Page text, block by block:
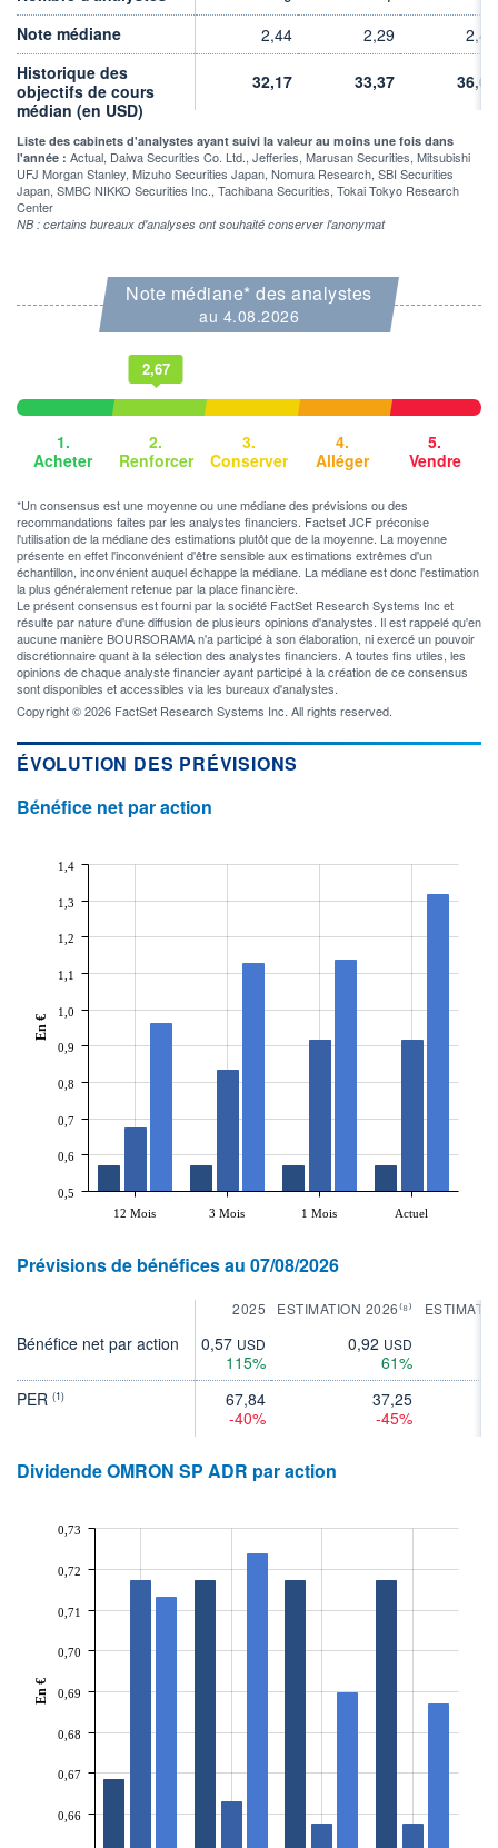
LIMITE À LA
0,0000
LIMITE À LA
RENDEMENT
ESTIMÉ 2026
1,93% 37,25
DERNIER
ÉCHANGE
06.08.26 / 21:58:53
Boursobank
+ PORTEFEUILLE
Note médiane
2,44 2,29
2,44
Historique des
objectifs de cours
médian (en USD)
32,17 33,37 36,01
Liste des cabinets d'analystes ayant suivi la valeur au moins une fois dans
l'année : Actual, Daiwa Securities Co. Ltd., Jefferies, Marusan Securities, Mitsubishi
UFJ Morgan Stanley, Mizuho Securities Japan, Nomura Research, SBI Securities
Japan, SMBC NIKKO Securities Inc., Tachibana Securities, Tokai Tokyo Research
Center
NB : certains bureaux d'analyses ont souhaité conserver l'anonymat
Note médiane* des analystes
au 4.08.2026
1.
Acheter
2,67
2.
Renforcer
3.
Conserver
4.
Alléger
5.
Vendre
*Un consensus est une moyenne ou une médiane des prévisions ou des
recommandations faites par les analystes financiers. Factset JCF préconise
l'utilisation de la médiane des estimations plutôt que de la moyenne. La moyenne
présente en effet l'inconvénient d'être sensible aux estimations extrêmes d'un
échantillon, inconvénient auquel échappe la médiane. La médiane est donc l'estimation
la plus généralement retenue par la place financière.
Le présent consensus est fourni par la société FactSet Research Systems Inc et
résulte par nature d'une diffusion de plusieurs opinions d'analystes. Il est rappelé qu'en
aucune manière BOURSORAMA n'a participé à son élaboration, ni exercé un pouvoir
discrétionnaire quant à la sélection des analystes financiers. A toutes fins utiles, les
opinions de chaque analyste financier ayant participé à la création de ce consensus
sont disponibles et accessibles via les bureaux d'analystes.
Copyright © 2026 FactSet Research Systems Inc. All rights reserved.
ÉVOLUTION DES PRÉVISIONS
Bénéfice net par action
12 Mois 3 Mois 1 Mois Actuel
0,5
0,6
0,7
0,8
0,9
1,0
1,1
1,2
1,3
1,4
En €
Prévisions de bénéfices au 07/08/2026
2025 ESTIMATION 2026⁽⁸⁾
Bénéfice net par action 0,57 USD
115%
0,92 USD
61%
PER (1)
67,84
-40%
37,25
-45%
Dividende OMRON SP ADR par action
0,66
0,67
0,68
0,69
0,70
0,71
0,72
0,73
En €